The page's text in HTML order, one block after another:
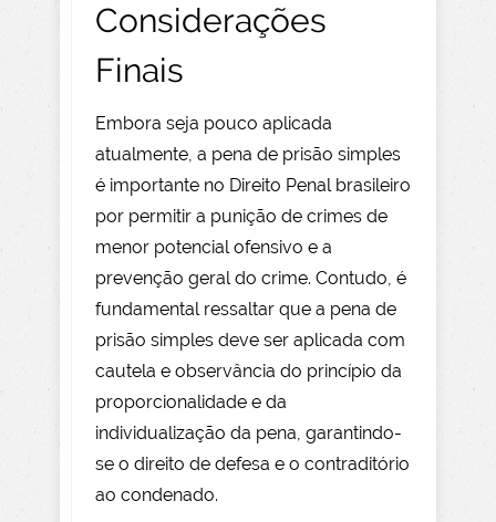
Considerações
Finais
Embora seja pouco aplicada
atualmente, a pena de prisão simples
é importante no Direito Penal brasileiro
por permitir a punição de crimes de
menor potencial ofensivo e a
prevenção geral do crime. Contudo, é
fundamental ressaltar que a pena de
prisão simples deve ser aplicada com
cautela e observância do princípio da
proporcionalidade e da
individualização da pena, garantindo-
se o direito de defesa e o contraditório
ao condenado.